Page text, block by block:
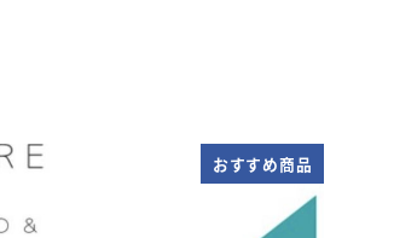
おすすめ商品